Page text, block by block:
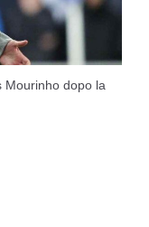
Mourinho dopo la